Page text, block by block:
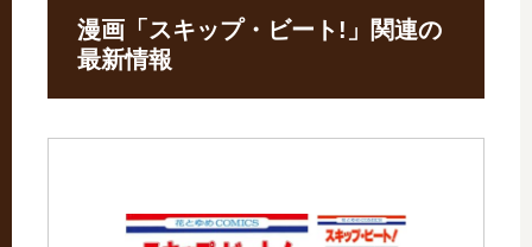
漫画「スキップ・ビート!」関連の
最新情報